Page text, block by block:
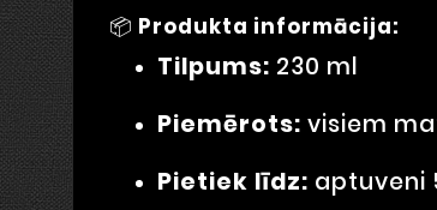
📦 Produkta informācija:
Tilpums: 230 ml
Piemērots: visiem
Pietiek līdz: aptuveni